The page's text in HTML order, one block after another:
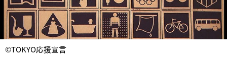
©TOKYO応援宣言